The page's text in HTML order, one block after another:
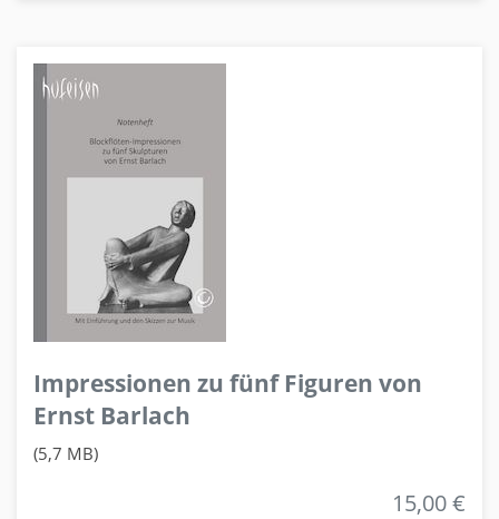
Impressionen zu fünf Figuren von
Ernst Barlach
(5,7 MB)
15,00 €